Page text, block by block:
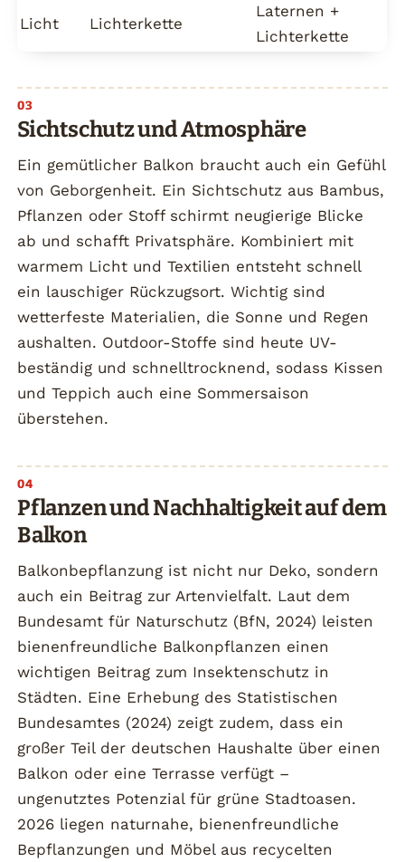
Licht Lichterkette
Laternen +
Lichterkette
Sichtschutz und Atmosphäre
Ein gemütlicher Balkon braucht auch ein Gefühl
von Geborgenheit. Ein Sichtschutz aus Bambus,
Pflanzen oder Stoff schirmt neugierige Blicke
ab und schafft Privatsphäre. Kombiniert mit
warmem Licht und Textilien entsteht schnell
ein lauschiger Rückzugsort. Wichtig sind
wetterfeste Materialien, die Sonne und Regen
aushalten. Outdoor-Stoffe sind heute UV-
beständig und schnelltrocknend, sodass Kissen
und Teppich auch eine Sommersaison
überstehen.
Pflanzen und Nachhaltigkeit auf dem
Balkon
Balkonbepflanzung ist nicht nur Deko, sondern
auch ein Beitrag zur Artenvielfalt. Laut dem
Bundesamt für Naturschutz (BfN, 2024) leisten
bienenfreundliche Balkonpflanzen einen
wichtigen Beitrag zum Insektenschutz in
Städten. Eine Erhebung des Statistischen
Bundesamtes (2024) zeigt zudem, dass ein
großer Teil der deutschen Haushalte über einen
Balkon oder eine Terrasse verfügt –
ungenutztes Potenzial für grüne Stadtoasen.
2026 liegen naturnahe, bienenfreundliche
Bepflanzungen und Möbel aus recycelten